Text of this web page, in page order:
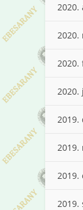
2020.
2020.
2019.
2019.
2019.
2019.